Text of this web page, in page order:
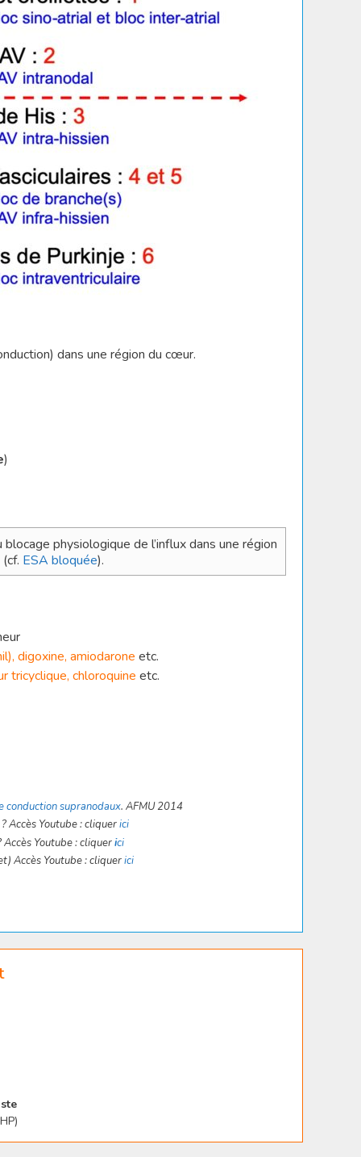
dans une région du cœur.
)
physiologique de l’influx dans une région
ESA bloquée).
digoxine, amiodarone etc.
tricyclique, chloroquine etc.
conduction supranodaux. AFMU 2014
Accès Youtube : cliquerici
Youtube : cliquerici
Accès Youtube : cliquerici